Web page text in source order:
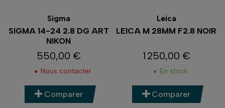
Sigma
SIGMA 14-24 2.8 DG ART
NIKON
Prix
550,00 €
Nous contacter
Comparer
Leica
LEICA M 28MM F2.8 NOIR
Prix
1 250,00 €
En stock
Comparer